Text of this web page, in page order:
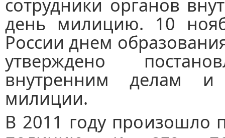
сотрудники органов
день милицию. 10
России днем
утверждено
внутренним делам и
милиции.
В 2011 году произошло